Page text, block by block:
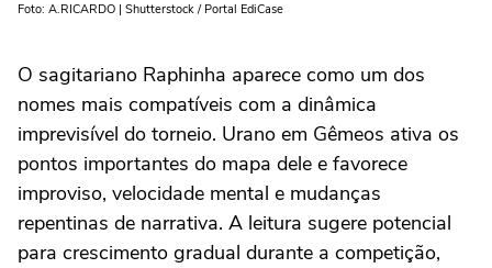
Foto: A.RICARDO | Shutterstock / Portal EdiCase
O sagitariano Raphinha aparece como um dos
nomes mais compatíveis com a dinâmica
imprevisível do torneio. Urano em Gêmeos ativa os
pontos importantes do mapa dele e favorece
improviso, velocidade mental e mudanças
repentinas de narrativa. A leitura sugere potencial
para crescimento gradual durante a competição,